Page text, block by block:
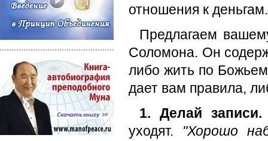
отношения к деньгам.
Предлагаем
Соломона. Он
либо жить по
дает вам правила,
1. Делай записи.
уходят. "Хорошо